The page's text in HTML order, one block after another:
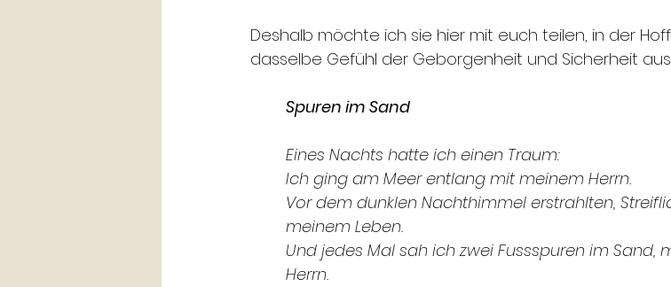
Deshalb möchte ich sie hier mit euch teilen, in der
dasselbe Gefühl der Geborgenheit und Sicherheit aus.
Spuren im Sand
Eines Nachts hatte ich einen Traum:
Ich ging am Meer entlang mit meinem Herrn.
Vor dem dunklen Nachthimmel erstrahlten,
meinem Leben.
Und jedes Mal sah ich zwei Fussspuren im
Herrn.